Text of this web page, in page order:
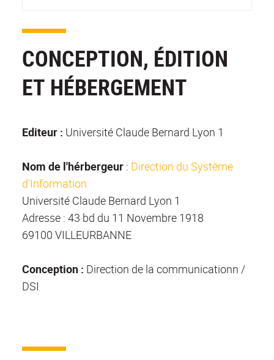
CONCEPTION, ÉDITION
ET HÉBERGEMENT
Editeur : Université Claude Bernard Lyon 1
Nom de l'hérbergeur : Direction du Système
d'Information
Université Claude Bernard Lyon 1
Adresse : 43 bd du 11 Novembre 1918
69100 VILLEURBANNE
Conception : Direction de la communicationn /
DSI